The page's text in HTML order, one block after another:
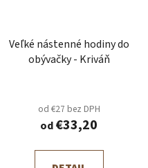
Veľké nástenné hodiny do
obývačky - Kriváň
od €27 bez DPH
od€33,20